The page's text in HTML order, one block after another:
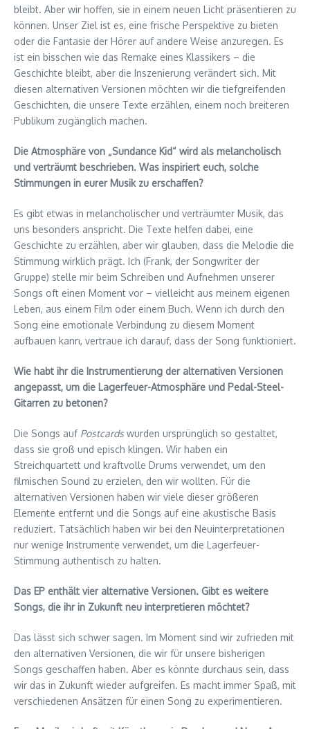
bleibt. Aber wir hoffen, sie in einem neuen Licht präsentieren zu
können. Unser Ziel ist es, eine frische Perspektive zu bieten
oder die Fantasie der Hörer auf andere Weise anzuregen. Es
ist ein bisschen wie das Remake eines Klassikers – die
Geschichte bleibt, aber die Inszenierung verändert sich. Mit
diesen alternativen Versionen möchten wir die tiefgreifenden
Geschichten, die unsere Texte erzählen, einem noch breiteren
Publikum zugänglich machen.
Die Atmosphäre von „Sundance Kid“ wird als melancholisch
und verträumt beschrieben. Was inspiriert euch, solche
Stimmungen in eurer Musik zu erschaffen?
Es gibt etwas in melancholischer und verträumter Musik, das
uns besonders anspricht. Die Texte helfen dabei, eine
Geschichte zu erzählen, aber wir glauben, dass die Melodie die
Stimmung wirklich prägt. Ich (Frank, der Songwriter der
Gruppe) stelle mir beim Schreiben und Aufnehmen unserer
Songs oft einen Moment vor – vielleicht aus meinem eigenen
Leben, aus einem Film oder einem Buch. Wenn ich durch den
Song eine emotionale Verbindung zu diesem Moment
aufbauen kann, vertraue ich darauf, dass der Song funktioniert.
Wie habt ihr die Instrumentierung der alternativen Versionen
angepasst, um die Lagerfeuer-Atmosphäre und Pedal-Steel-
Gitarren zu betonen?
Die Songs auf Postcards wurden ursprünglich so gestaltet,
dass sie groß und episch klingen. Wir haben ein
Streichquartett und kraftvolle Drums verwendet, um den
filmischen Sound zu erzielen, den wir wollten. Für die
alternativen Versionen haben wir viele dieser größeren
Elemente entfernt und die Songs auf eine akustische Basis
reduziert. Tatsächlich haben wir bei den Neuinterpretationen
nur wenige Instrumente verwendet, um die Lagerfeuer-
Stimmung authentisch zu halten.
Das EP enthält vier alternative Versionen. Gibt es weitere
Songs, die ihr in Zukunft neu interpretieren möchtet?
Das lässt sich schwer sagen. Im Moment sind wir zufrieden mit
den alternativen Versionen, die wir für unsere bisherigen
Songs geschaffen haben. Aber es könnte durchaus sein, dass
wir das in Zukunft wieder aufgreifen. Es macht immer Spaß, mit
verschiedenen Ansätzen für einen Song zu experimentieren.